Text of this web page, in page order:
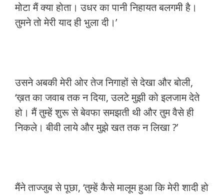
मोटा मैं क्या होता। उधर का पानी निहायत बलगमी है।
तुमने तो मेरी याद ही भुला दी।’
उसने अबकी मेरी ओर तेज निगाहों से देखा और बोली,
‘ख़त का जवाब तक न दिया, उलटे मुझी को इलजाम देते
हो। मैं तुम्हें शुरू से बेवफा समझती थी और तुम वैसे ही
निकले। बीवी लाये और मुझे खत तक न लिखा ?’
मैंने ताज्जुब से पूछा, ‘तुम्हें कैसे मालूम हुआ कि मेरी शादी हो